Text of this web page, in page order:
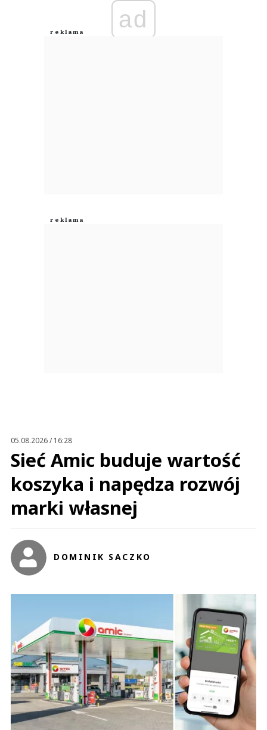
Anuluj
ad
05.08.2026 / 16:28
Sieć Amic buduje wartość
koszyka i napędza rozwój
marki własnej
DOMINIK SACZKO